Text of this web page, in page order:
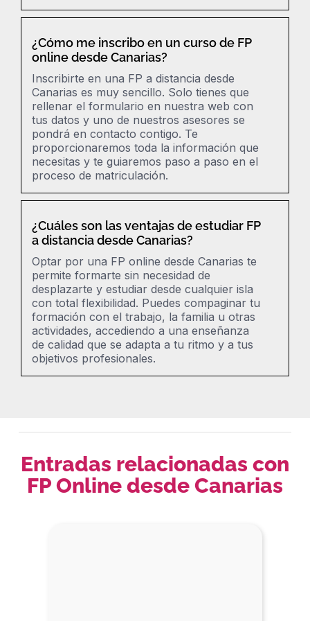
¿Cómo me inscribo en un curso de FP
online desde Canarias?
Inscribirte en una FP a distancia desde
Canarias es muy sencillo. Solo tienes que
rellenar el formulario en nuestra web con
tus datos y uno de nuestros asesores se
pondrá en contacto contigo. Te
proporcionaremos toda la información que
necesitas y te guiaremos paso a paso en el
proceso de matriculación.
¿Cuáles son las ventajas de estudiar FP
a distancia desde Canarias?
Optar por una FP online desde Canarias te
permite formarte sin necesidad de
desplazarte y estudiar desde cualquier isla
con total flexibilidad. Puedes compaginar tu
formación con el trabajo, la familia u otras
actividades, accediendo a una enseñanza
de calidad que se adapta a tu ritmo y a tus
objetivos profesionales.
Entradas relacionadas con
FP Online desde Canarias